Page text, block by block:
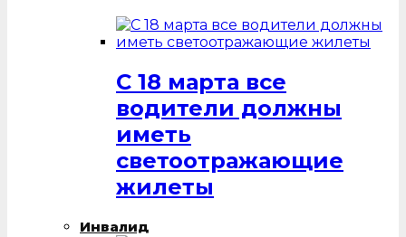
С 18 марта все
водители должны
иметь
светоотражающие
жилеты
Инвалид